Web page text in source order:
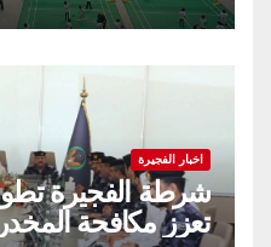
اخبار الفجيرة
شرطة الفجيرة
تعزز مكافحة